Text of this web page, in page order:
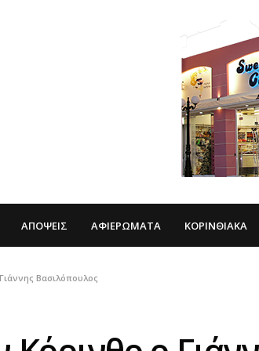
ΑΠΌΨΕΙΣ ΑΦΙΕΡΏΜΑΤΑ ΚΟΡΙΝΘΙΑΚΆ
Βασιλόπουλος